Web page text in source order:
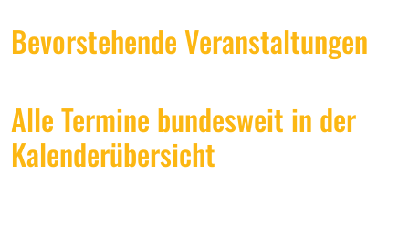
Bevorstehende Veranstaltungen
Alle Termine bundesweit in der
Kalenderübersicht